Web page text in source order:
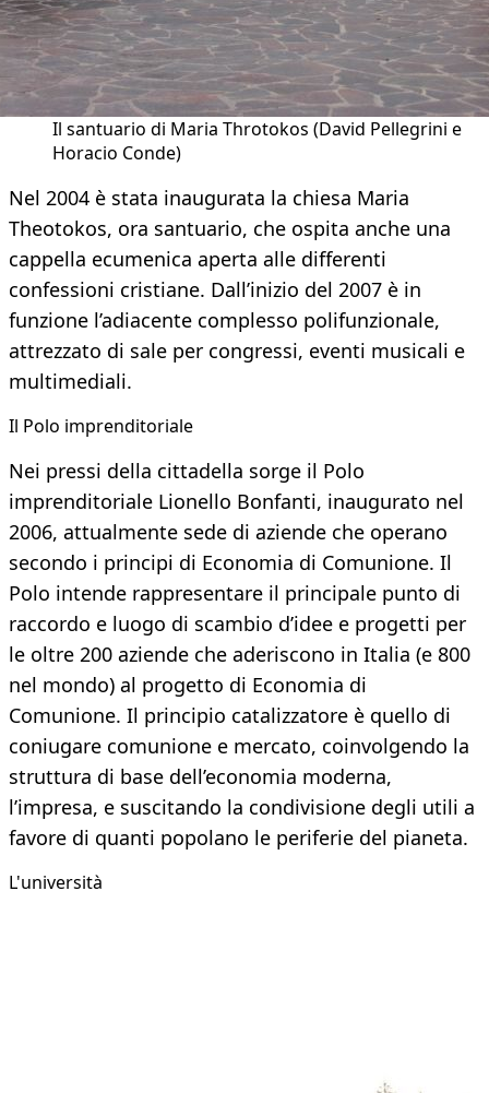
Il santuario di Maria Throtokos (David Pellegrini e
Horacio Conde)
Nel 2004 è stata inaugurata la chiesa Maria
Theotokos, ora santuario, che ospita anche una
cappella ecumenica aperta alle differenti
confessioni cristiane. Dall’inizio del 2007 è in
funzione l’adiacente complesso polifunzionale,
attrezzato di sale per congressi, eventi musicali e
multimediali.
Il Polo imprenditoriale
Nei pressi della cittadella sorge il Polo
imprenditoriale Lionello Bonfanti, inaugurato nel
2006, attualmente sede di aziende che operano
secondo i principi di Economia di Comunione. Il
Polo intende rappresentare il principale punto di
raccordo e luogo di scambio d’idee e progetti per
le oltre 200 aziende che aderiscono in Italia (e 800
nel mondo) al progetto di Economia di
Comunione. Il principio catalizzatore è quello di
coniugare comunione e mercato, coinvolgendo la
struttura di base dell’economia moderna,
l’impresa, e suscitando la condivisione degli utili a
favore di quanti popolano le periferie del pianeta.
L'università